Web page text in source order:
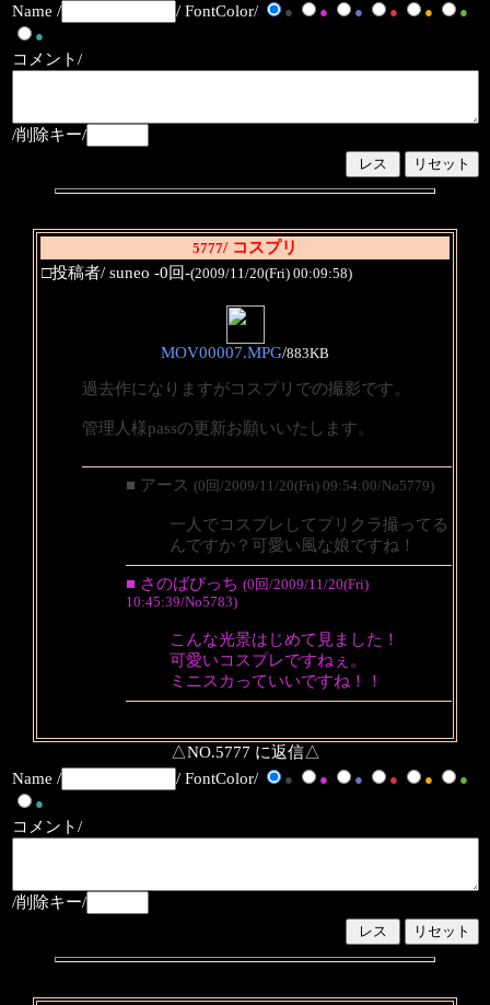
Name /
/ FontColor/ ● ● ● ● ●
●
●
コメント/
/削除キー/
5777/ コスプリ
□投稿者/ suneo -0回-(2009/11/20(Fri) 00:09:58)
MOV00007.MPG/883KB
過去作になりますがコスプリでの撮影です。
管理人様passの更新お願いいたします。
■ アース (0回/2009/11/20(Fri) 09:54:00/No5779)
一人でコスプレしてプリクラ撮ってる
んですか？可愛い風な娘ですね！
■ さのばびっち (0回/2009/11/20(Fri)
10:45:39/No5783)
こんな光景はじめて見ました！
可愛いコスプレですねぇ。
ミニスカっていいですね！！
△NO.5777 に返信△
Name /
/ FontColor/ ● ● ● ● ●
●
●
コメント/
/削除キー/